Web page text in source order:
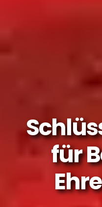
für